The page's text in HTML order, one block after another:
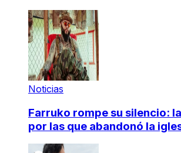
Noticias
Farruko rompe su silencio:
por las que abandonó la